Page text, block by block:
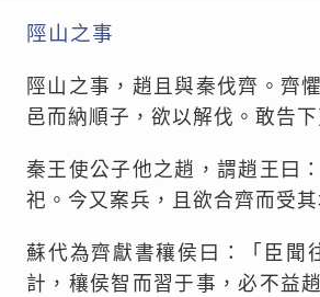
陘山之事
陘山之事，趙且與秦伐齊。齊
邑而納順子，欲以解伐。敢告下
秦王使公子他之趙，謂趙王曰
祀。今又案兵，且欲合齊而受
蘇代為齊獻書穰侯曰：「臣聞
計，穰侯智而習于事，必不益